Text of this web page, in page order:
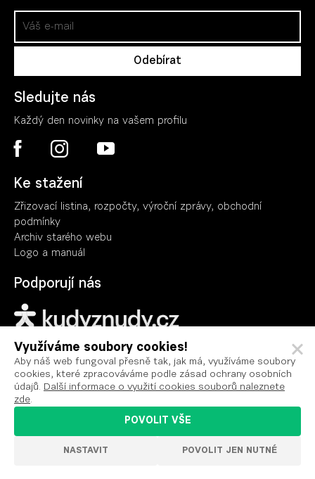
Sledujte nás
Každý den novinky na vašem profilu
Ke stažení
Zřizovací listina, rozpočty, výroční zprávy, obchodní
podmínky
Archiv starého webu
Logo a manuál
Podporují nás
Ochrana osobních údajů
Prohlášení o přístupnosti
Nastavení cookies
VYROBILO
Využíváme soubory cookies!
Aby náš web fungoval přesně tak, jak má, využíváme soubory
cookies, které zpracováváme podle zásad ochrany osobních
údajů. Další informace o využití cookies souborů naleznete
zde.
NASTAVIT POVOLIT JEN NUTNÉ
POVOLIT VŠE